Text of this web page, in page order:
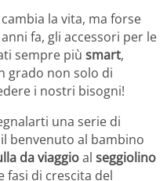
la vita, ma forse
fa, gli accessori per le
sempre più smart,
grado non solo di
i nostri bisogni!
una serie di
benvenuto al bambino
da viaggioal seggiolino
fasi di crescita del